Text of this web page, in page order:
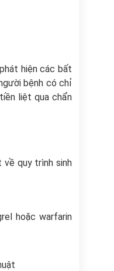
hiện các bất
bệnh có chỉ
liệt qua chẩn
quy trình sinh
hoặc warfarin